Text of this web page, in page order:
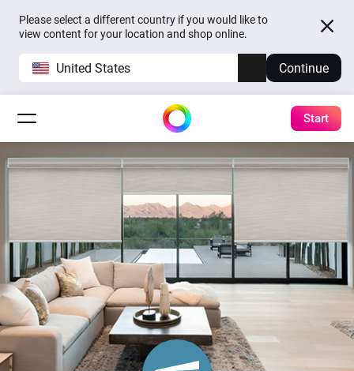
Please select a different country if you would like to
view content for your location and shop online.
United States Continue
Start